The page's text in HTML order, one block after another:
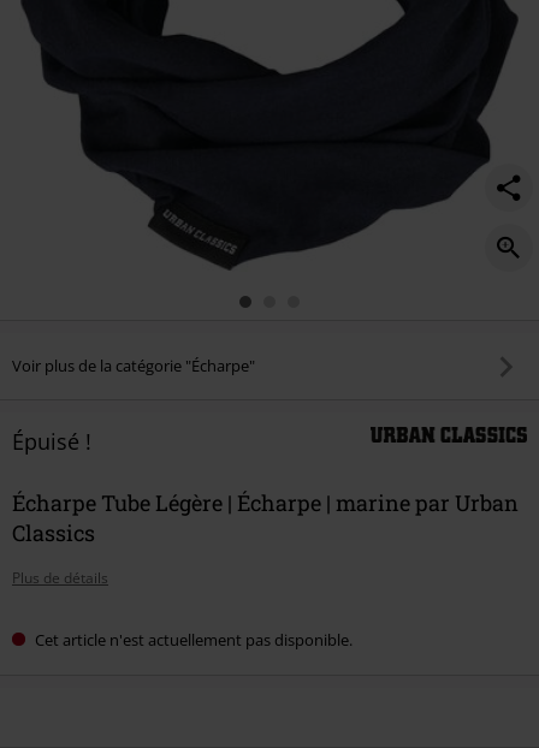
Voir plus de la catégorie "Écharpe"
Épuisé !
Écharpe Tube Légère | Écharpe | marine par Urban
Classics
Plus de détails
Cet article n'est actuellement pas disponible.